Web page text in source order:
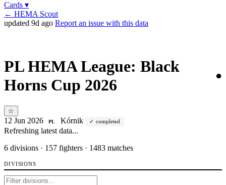
Cards ▾
← HEMA Scout
updated 9d ago Report an issue with this data
PL HEMA League: Black
Horns Cup 2026
●
☆
12 Jun 2026 PL Kórnik completed
Refreshing latest data...
6 divisions · 157 fighters · 1483 matches
DIVISIONS